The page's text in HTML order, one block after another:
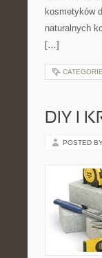
kosmetyków
naturalnych
[…]
DIY I
POSTED